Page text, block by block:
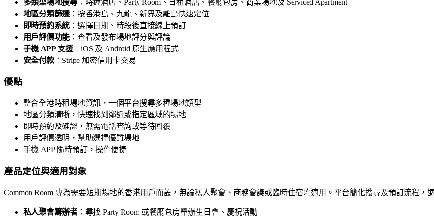
多類型場地搜尋 ：時鐘酒店、Party Room、日租酒店、餐廳包房、商業場地及 Serviced Apartment
地區分類篩選 ：按香港島、九龍、新界及離島快速定位
即時預約系統 ：選擇日期、時段後直接線上預訂
用戶評價功能 ：查看及發布場地評分與評論
手機 APP 支援 ：iOS 及 Android 原生應用程式
安全付款 ：Stripe 加密信用卡交易
優點
整合全港時租場地資訊，一個平台搜尋多種場地類型
地區分類清晰，快速找到鄰近或指定區域的場地
即時預約及確認，無需電話查詢或等待回覆
用戶評價透明，幫助選擇優質場地
手機 APP 隨時預訂，操作便捷
產品定位與適用對象
Common Room 專為需要短期場地的香港用戶而設，無論私人聚會、商務會議或臨時住宿均適用。平台簡化搜尋及預訂流程，
私人聚會籌辦者 ：尋找 Party Room 或餐廳包房舉辦生日會、慶祝活動